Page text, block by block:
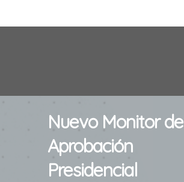
Nuevo Monitor de
Aprobación
Presidencial